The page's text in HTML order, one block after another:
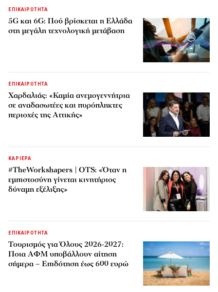
ΕΠΙΚΑΙΡΟΤΗΤΑ
5G και 6G: Πού βρίσκεται η Ελλάδα
στη μεγάλη τεχνολογική μετάβαση
ΕΠΙΚΑΙΡΟΤΗΤΑ
Χαρδαλιάς: «Καμία ανεμογεννήτρια
σε αναδασωτέες και πυρόπληκτες
περιοχές της Αττικής»
ΚΑΡΙΕΡΑ
#TheWorkshapers | OTS: «Όταν η
εμπιστοσύνη γίνεται κινητήριος
δύναμη εξέλιξης»
ΕΠΙΚΑΙΡΟΤΗΤΑ
Τουρισμός για Όλους 2026-2027:
Ποια ΑΦΜ υποβάλλουν αίτηση
σήμερα – Επιδότηση έως 600 ευρώ